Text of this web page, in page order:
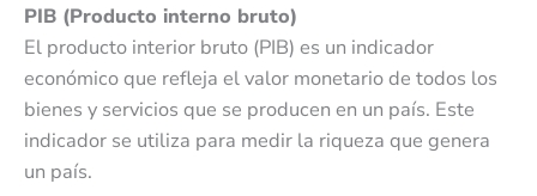
PIB (Producto interno bruto)
El producto interior bruto (PIB) es un indicador
económico que refleja el valor monetario de todos los
bienes y servicios que se producen en un país. Este
indicador se utiliza para medir la riqueza que genera
un país.